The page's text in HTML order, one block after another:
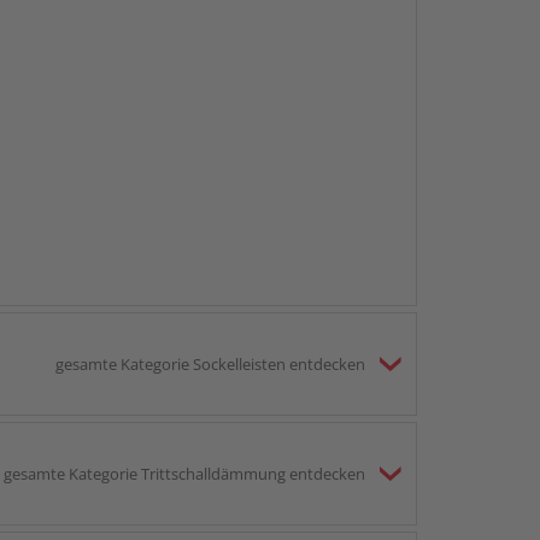
gesamte Kategorie Sockelleisten entdecken
gesamte Kategorie Trittschalldämmung entdecken